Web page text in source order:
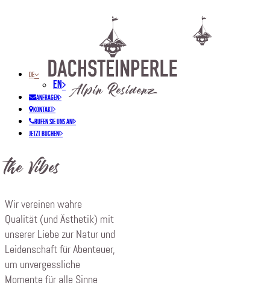
DE
EN
ANFRAGEN
KONTAKT
RUFEN SIE UNS AN!
JETZT BUCHEN!
the Vibes
Wir vereinen wahre
Qualität (und Ästhetik) mit
unserer Liebe zur Natur und
Leidenschaft für Abenteuer,
um unvergessliche
Momente für alle Sinne